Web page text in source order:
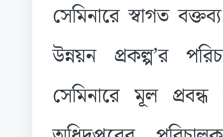
সেমিনারে স্বাগত
উন্নয়ন প্রকল্প’র
সেমিনারে মূল